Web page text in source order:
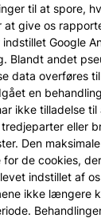
til at spore,
give os
indstillet Google
Blandt andet
data overføres
en
ikke tilladelse
eller
Den maksimale
de cookies,
indstillet af
ikke længere